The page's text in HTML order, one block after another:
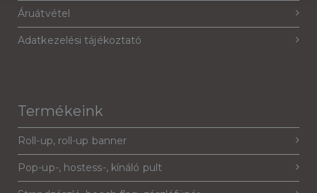
Áruátvétel
Adatkezelési tájékoztató
Termékeink
Roll-up, roll-up banner
Pop-up-, hostess-, kínáló pult